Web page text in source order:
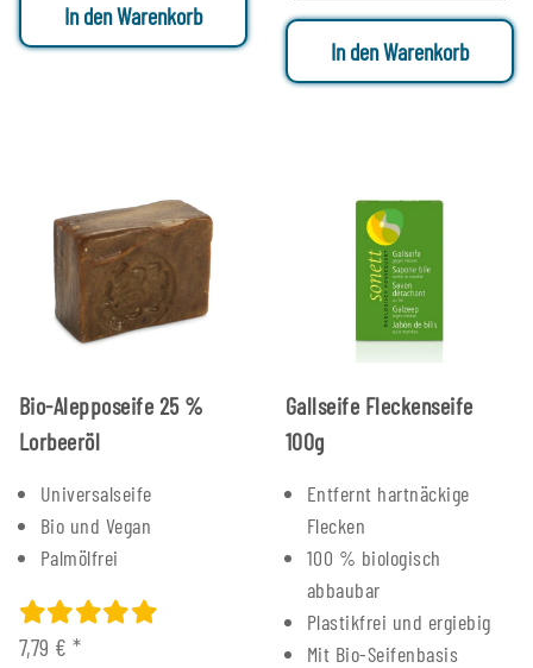
In den Warenkorb
In den Warenkorb
Bio-Alepposeife 25 %
Lorbeeröl
Universalseife
Bio und Vegan
Palmölfrei
7,79 €*
Gallseife Fleckenseife
100g
Entfernt hartnäckige
Flecken
100 % biologisch
abbaubar
Plastikfrei und ergiebig
Mit Bio-Seifenbasis